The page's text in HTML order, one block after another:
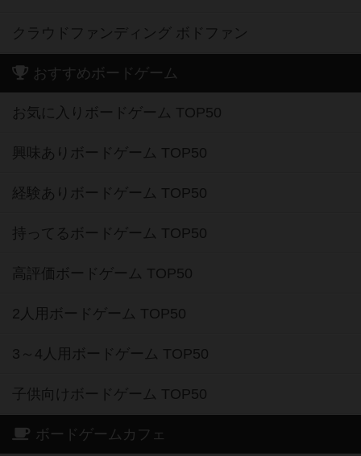
クラウドファンディング ボドファン
おすすめボードゲーム
お気に入りボードゲーム TOP50
興味ありボードゲーム TOP50
経験ありボードゲーム TOP50
持ってるボードゲーム TOP50
高評価ボードゲーム TOP50
2人用ボードゲーム TOP50
3～4人用ボードゲーム TOP50
子供向けボードゲーム TOP50
ボードゲームカフェ